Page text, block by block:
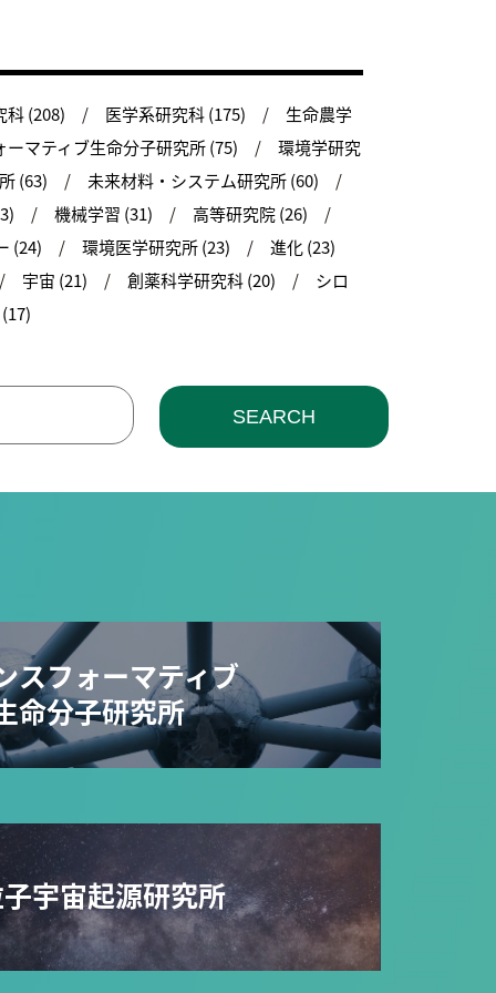
科 (208) 医学系研究科 (175)
生命農学
ーマティブ生命分子研究所 (75)
環境学研究
(63)
未来材料・システム研究所 (60)
機械学習 (31)
高等研究院 (26)
(24)
環境医学研究所 (23)
進化 (23)
宇宙 (21)
創薬科学研究科 (20)
シロ
SEARCH
スフォーマティブ
命分子研究所
宇宙起源研究所